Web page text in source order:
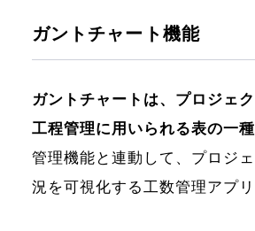
ガントチャート機能
ガントチャートは、プロジェ
工程管理に用いられる表の一種
管理機能と連動して、プロジ
況を可視化する工数管理アプリ